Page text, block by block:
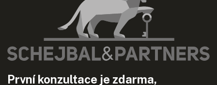
První konzultace je zdarma,